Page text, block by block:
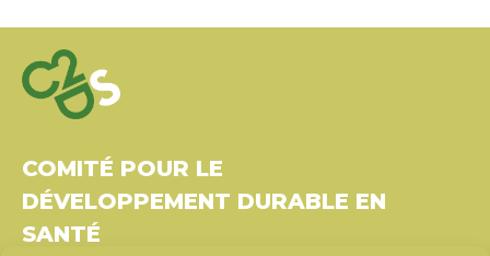
COMITÉ POUR LE
DÉVELOPPEMENT DURABLE EN
SANTÉ